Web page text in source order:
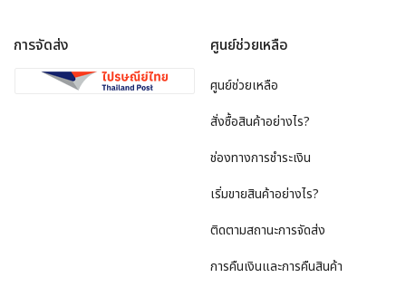
การจัดส่ง ศูนย์ช่วยเหลือ
ศูนย์ช่วยเหลือ
สั่งซื้อสินค้าอย่างไร?
ช่องทางการชำระเงิน
เริ่มขายสินค้าอย่างไร?
ติดตามสถานะการจัดส่ง
การคืนเงินและการคืนสินค้า